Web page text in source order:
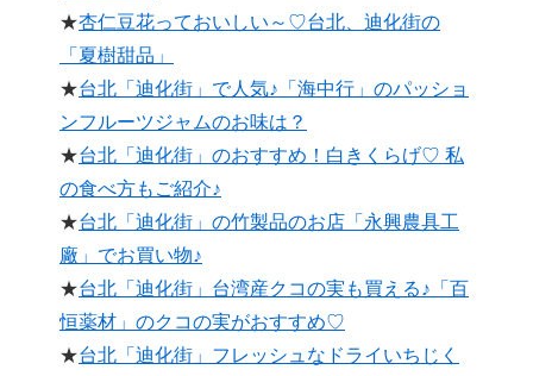
★杏仁豆花っておいしい～♡台北、迪化街の
「夏樹甜品」
★台北「迪化街」で人気♪「海中行」のパッショ
ンフルーツジャムのお味は？
★台北「迪化街」のおすすめ！白きくらげ♡ 私
の食べ方もご紹介♪
★台北「迪化街」の竹製品のお店「永興農具工
廠」でお買い物♪
★台北「迪化街」台湾産クコの実も買える♪「百
恒薬材」のクコの実がおすすめ♡
★台北「迪化街」フレッシュなドライいちじく